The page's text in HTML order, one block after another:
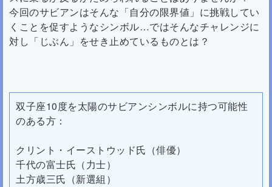
今回のサビアンはそんな「自分の限界値」に挑戦してい
くことを促すようなシンボル…ではそんなチャレンジに
対し「じぶん」をせき止めているものとは？
双子座10度を太陽のサビアンシンボルに持つ可能性
のある方：
クリント・イーストウッド氏（俳優）
千代の富士氏（力士）
土方歳三氏（新選組）